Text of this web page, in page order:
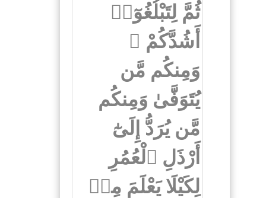
ثُمَّ لِتَبْلُغُوٓا۟
أَشُدَّكُمْ ۖ
وَمِنكُم مَّن
يُتَوَفَّىٰ وَمِنكُم
مَّن يُرَدُّ إِلَىٰٓ
أَرْذَلِ ٱلْعُمُرِ
لِكَيْلَا يَعْلَمَ مِنۢ